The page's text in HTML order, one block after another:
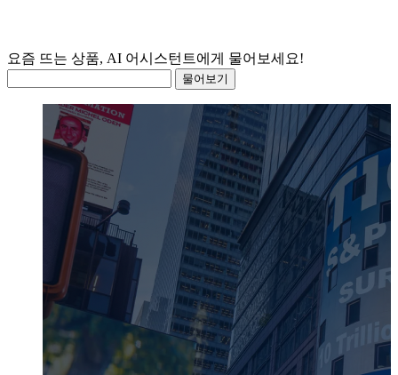
요 물어보기